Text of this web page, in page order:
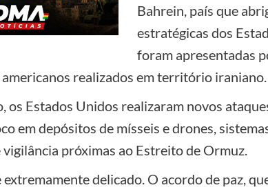
Bahrein, país que
estratégicas dos
foram apresentadas
realizados em território iraniano.
os Estados Unidos realizaram novos
em depósitos de mísseis e drones,
próximas ao Estreito de Ormuz.
delicado. O acordo de paz,